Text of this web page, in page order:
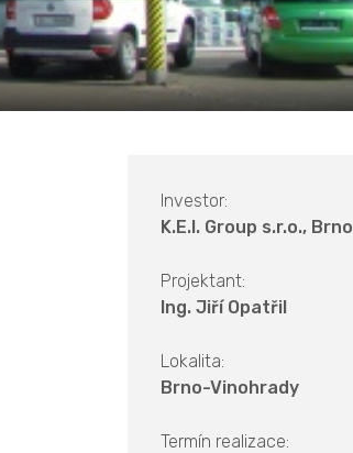
Investor:
K.E.I. Group s.r.o., Brno
Projektant:
Ing. Jiří Opatřil
Lokalita:
Brno-Vinohrady
Termín realizace: